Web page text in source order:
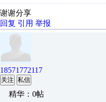
谢谢分享
回复 引用 举报
18571772117
关注 私信
精华：0帖